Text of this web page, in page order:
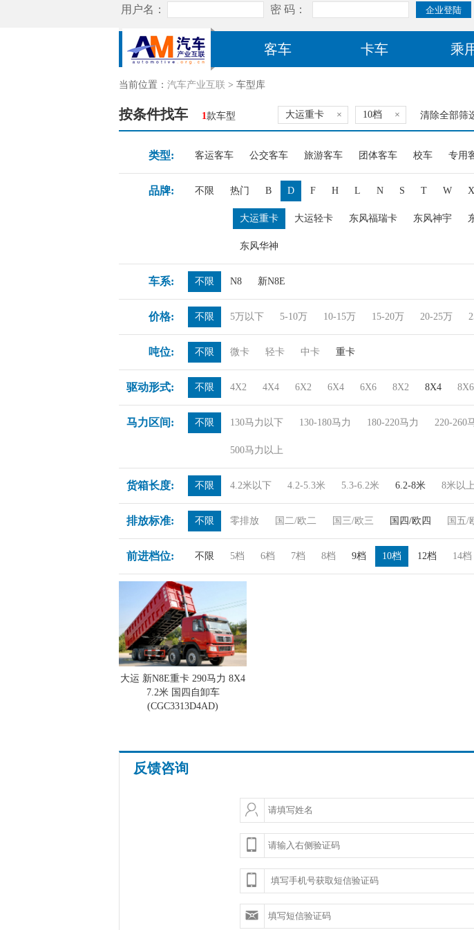
客车 卡车 乘
当前位置： 汽车产业互联 > 车型库
按条件找车 1款车型 大运重卡 × 10档 × 清除全部筛
类型: 客运客车 公交客车 旅游客车 团体客车 校车 专用
品牌: 不限 热门 B D F H L N S T W X
大运重卡 大运轻卡 东风福瑞卡 东风神宇
东风华神
车系: 不限 N8 新N8E
价格: 不限 5万以下 5-10万 10-15万 15-20万 20-25万
吨位: 不限 微卡 轻卡 中卡 重卡
驱动形式: 不限 4X2 4X4 6X2 6X4 6X6 8X2 8X4 8X6
马力区间: 不限 130马力以下 130-180马力 180-220马力 220-260
500马力以上
货箱长度: 不限 4.2米以下 4.2-5.3米 5.3-6.2米 6.2-8米 8米以上
排放标准: 不限 零排放 国二/欧二 国三/欧三 国四/欧四 国五/
前进档位: 不限 5档 6档 7档 8档 9档 10档 12档 14档
大运 新N8E重卡 290马力 8X4
7.2米 国四自卸车
(CGC3313D4AD)
反馈咨询